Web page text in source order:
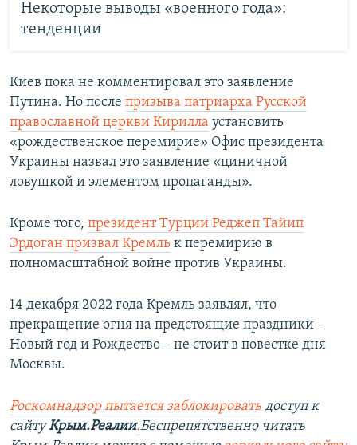
Некоторые выводы «военного года»:
тенденции
Киев пока не комментировал это заявление
Путина. Но после призыва патриарха Русской
православной церкви Кирилла установить
«рождественское перемирие» Офис президента
Украины назвал это заявление «циничной
ловушкой и элементом пропаганды».
Кроме того, президент Турции Реджеп Тайип
Эрдоган призвал Кремль к перемирию в
полномасштабной войне против Украины.
14 декабря 2022 года Кремль заявлял, что
прекращение огня на предстоящие праздники –
Новый год и Рождество – не стоит в повестке дня
Москвы.
Роскомнадзор пытается заблокировать доступ к
сайтуКрым.Реалии.Беспрепятственно читать